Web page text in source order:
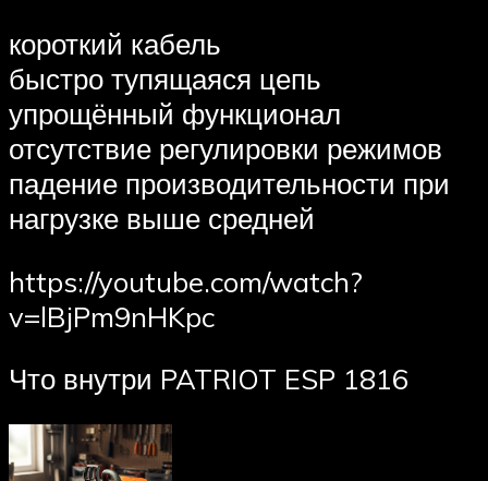
короткий кабель
быстро тупящаяся цепь
упрощённый функционал
отсутствие регулировки режимов
падение производительности при
нагрузке выше средней
https://youtube.com/watch?
v=lBjPm9nHKpc
Что внутри PATRIOT ESP 1816